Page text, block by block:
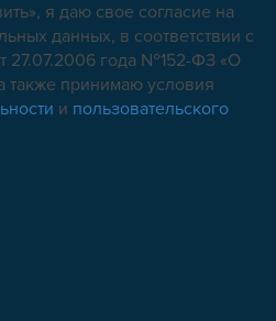
я даю свое согласие на
данных, в соответствии с
27.07.2006 года №152-ФЗ «О
также принимаю условия
и пользовательского